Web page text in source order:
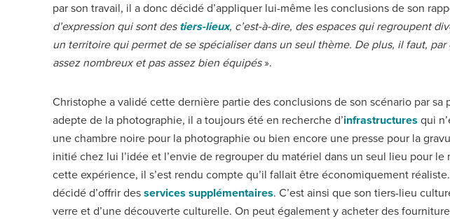
par son travail, il a donc décidé d’appliquer lui-même les conclusions de son
d’expression qui sont des tiers-lieux, c’est-à-dire, des espaces qui regroupent
un territoire qui permet de se spécialiser dans un seul thème. De plus, il faut, par
assez nombreux et pas assez bien équipés».
Christophe a validé cette dernière partie des conclusions de son scénario par
adepte de la photographie, il a toujours été en recherche d’infrastructures qui
une chambre noire pour la photographie ou bien encore une presse pour la
initié chez lui l’idée et l’envie de regrouper du matériel dans un seul lieu pour
cette expérience, il s’est rendu compte qu’il fallait être économiquement
décidé d’offrir des services supplémentaires. C’est ainsi que son tiers-lieu
verre et d’une découverte culturelle. On peut également y acheter des